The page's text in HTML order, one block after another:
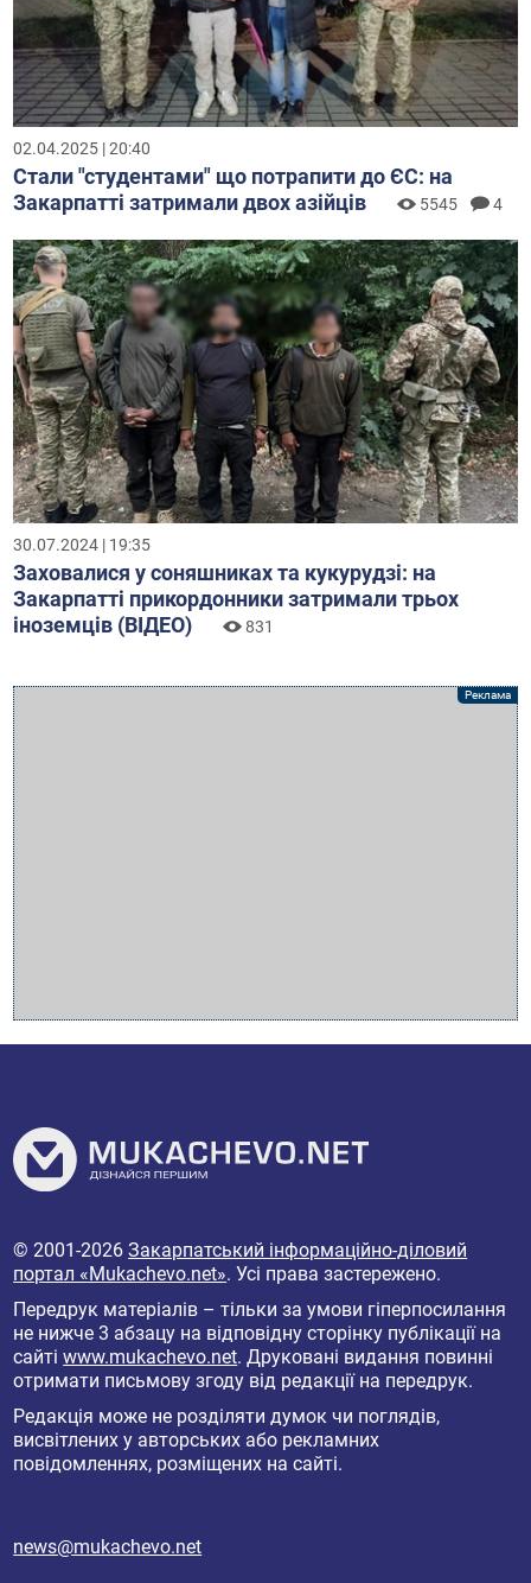
02.04.2025 | 20:40
Стали "студентами" що потрапити до ЄС: на
Закарпатті затримали двох азійців
5545 4
30.07.2024 | 19:35
Заховалися у соняшниках та кукурудзі: на
Закарпатті прикордонники затримали трьох
іноземців (ВІДЕО)
831
© 2001-2026Закарпатський інформаційно-діловий
портал «Mukachevo.net». Усі права застережено.
Передрук матеріалів – тільки за умови гіперпосилання
не нижче 3 абзацу на відповідну сторінку публікації на
сайтіwww.mukachevo.net. Друковані видання повинні
отримати письмову згоду від редакції на передрук.
Редакція може не розділяти думок чи поглядів,
висвітлених у авторських або рекламних
повідомленнях, розміщених на сайті.
news@mukachevo.net